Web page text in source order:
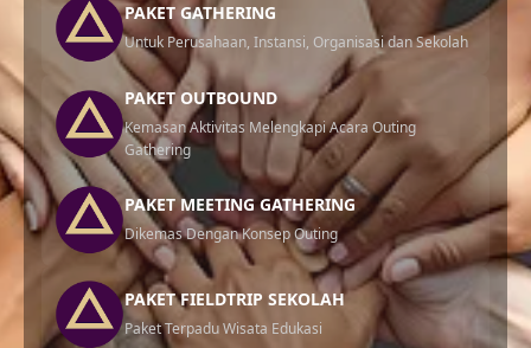
PAKET GATHERING
Untuk Perusahaan, Instansi, Organisasi dan Sekolah
PAKET OUTBOUND
Kemasan Aktivitas Melengkapi Acara Outing
Gathering
PAKET MEETING GATHERING
Dikemas Dengan Konsep Outing
PAKET FIELDTRIP SEKOLAH
Paket Terpadu Wisata Edukasi